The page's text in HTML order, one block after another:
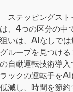
ステッピングス
は、4つの区分の中
狙いは、AIなしで
グループを見つけ
の自動運転技術導
ラックの運転手を
低減し、時間を節